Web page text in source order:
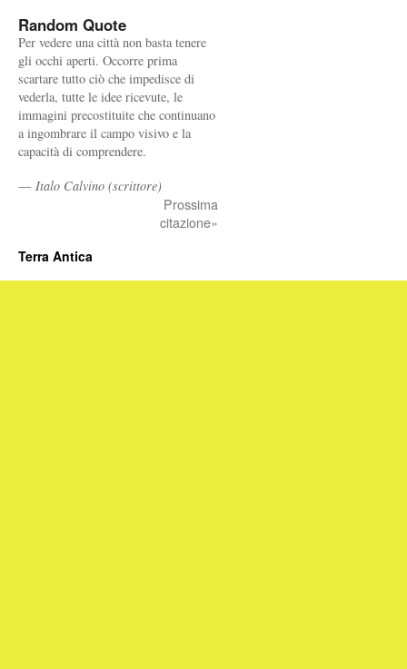
Random Quote
Per vedere una città non basta tenere
gli occhi aperti. Occorre prima
scartare tutto ciò che impedisce di
vederla, tutte le idee ricevute, le
immagini precostituite che continuano
a ingombrare il campo visivo e la
capacità di comprendere.
— Italo Calvino (scrittore)
Prossima
citazione»
Terra Antica